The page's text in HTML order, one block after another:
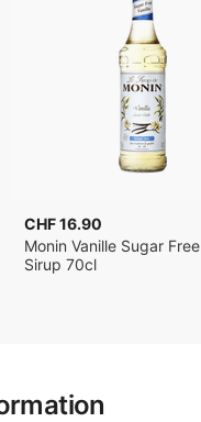
CHF 16.90
Monin Vanille Sugar Free
Sirup 70cl